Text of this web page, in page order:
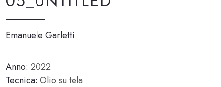
Emanuele Garletti
Anno: 2022
Tecnica: Olio su tela